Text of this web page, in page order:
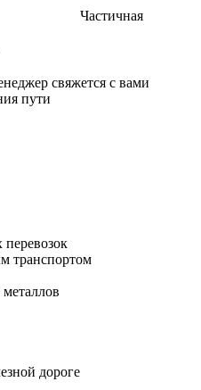
Частичная
свяжется с вами
пути
транспортом
дороге